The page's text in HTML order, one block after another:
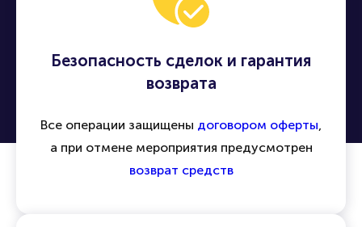
Безопасность сделок и гарантия
возврата
Все операции защищены договором оферты,
а при отмене мероприятия предусмотрен
возврат средств